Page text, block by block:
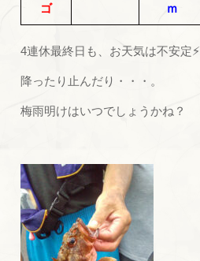
ゴ
ｍ
4連休最終日も、お天気は不安定⚡
降ったり止んだり・・・。
梅雨明けはいつでしょうかね？